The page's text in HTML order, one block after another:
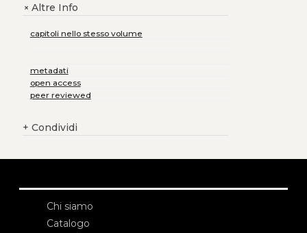
+Altre Info
capitoli nello stesso volume
metadati
open access
peer reviewed
+ Condividi
Chi siamo
Catalogo